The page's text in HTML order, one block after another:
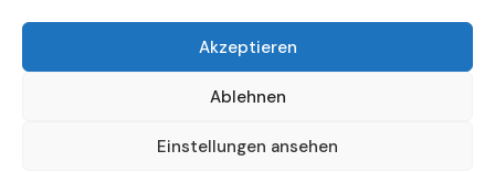
Akzeptieren
Ablehnen
Einstellungen ansehen